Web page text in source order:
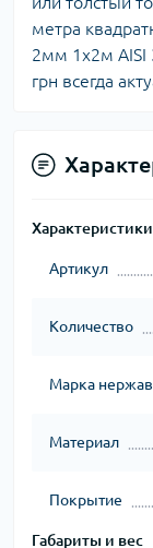
метра
2мм 1х2м AISI
грн всегда
Характеристики
Артикул
Количество
Марка
Материал
Покрытие
Габариты и вес